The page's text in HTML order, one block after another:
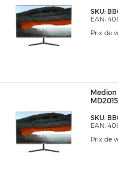
SKU:
EAN:
Prix de
Medion
SKU:
EAN:
Prix de